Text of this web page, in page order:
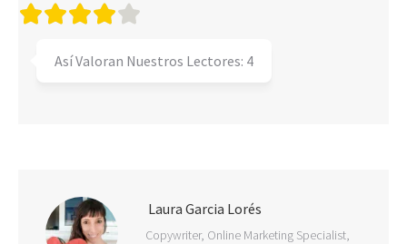
Así Valoran Nuestros Lectores: 4
Laura Garcia Lorés
Copywriter, Online Marketing Specialist,